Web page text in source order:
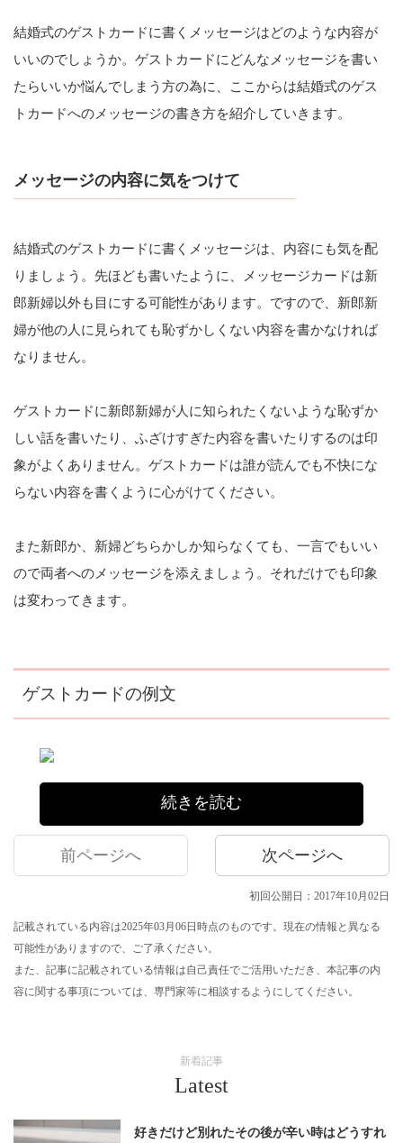
結婚式のゲストカードに書くメッセージはどのような内容が
いいのでしょうか。ゲストカードにどんなメッセージを書い
たらいいか悩んでしまう方の為に、ここからは結婚式のゲス
トカードへのメッセージの書き方を紹介していきます。
メッセージの内容に気をつけて
結婚式のゲストカードに書くメッセージは、内容にも気を配
りましょう。先ほども書いたように、メッセージカードは新
郎新婦以外も目にする可能性があります。ですので、新郎新
婦が他の人に見られても恥ずかしくない内容を書かなければ
なりません。
ゲストカードに新郎新婦が人に知られたくないような恥ずか
しい話を書いたり、ふざけすぎた内容を書いたりするのは印
象がよくありません。ゲストカードは誰が読んでも不快にな
らない内容を書くように心がけてください。
また新郎か、新婦どちらかしか知らなくても、一言でもいい
ので両者へのメッセージを添えましょう。それだけでも印象
は変わってきます。
ゲストカードの例文
続きを読む
前ページへ 次ページへ
初回公開日：2017年10月02日
記載されている内容は2025年03月06日時点のものです。現在の情報と異なる
可能性がありますので、ご了承ください。
また、記事に記載されている情報は自己責任でご活用いただき、本記事の内
容に関する事項については、専門家等に相談するようにしてください。
新着記事
Latest
好きだけど別れたその後が辛い時はどうすれ